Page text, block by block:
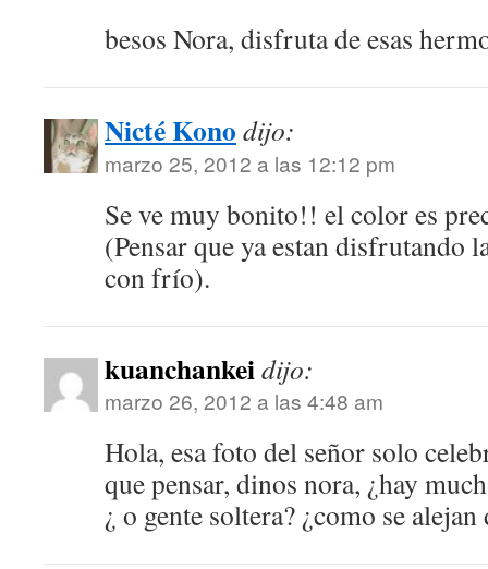
besos Nora, disfruta de esas
Nicté Kono dijo:
marzo 25, 2012 a las 12:12 pm
Se ve muy bonito!! el color es
(Pensar que ya estan disfrutando
con frío).
kuanchankeidijo:
marzo 26, 2012 a las 4:48 am
Hola, esa foto del señor solo
que pensar, dinos nora, ¿hay
¿ o gente soltera? ¿como se